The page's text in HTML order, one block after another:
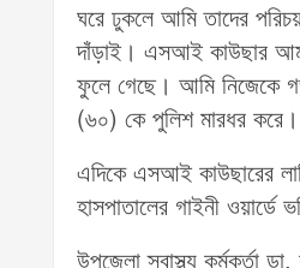
ঘরে ঢুকলে আমি তাদের
দাঁড়াই। এসআই কাউছার
ফুলে গেছে। আমি নিজেকে
(৬০) কে পুলিশ মারধর করে।
এদিকে এসআই কাউছারের
হাসপাতালের গাইনী